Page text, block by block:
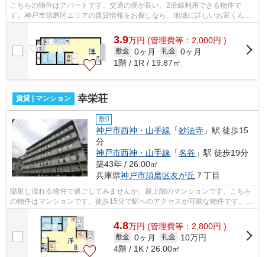
こちらの物件はアパートです。交通の便が良い、2沿線利用できる物件で
す。神戸市須磨区エリアの賃貸情報をお探しなら、地域に詳しいお家くんへ
3.9万円 (管理費等：2,000円 )
敷金 0ヶ月 礼金 0ヶ月
1階 / 1R / 19.87㎡
賃貸 | マンション 幸栄荘
敷0
神戸市西神・山手線 「妙法寺 」駅 徒歩15
分
神戸市西神・山手線 「名谷 」駅 徒歩19分
築43年 / 26.00㎡
兵庫県神戸市須磨区友が丘 ７丁目
陽射し溢れる物件で過ごしてみませんか。最上階のマンションです。こちら
の物件はマンションです。徒歩15分で駅へのアクセスが可能な物件です。小
4.8万円 (管理費等：2,800円 )
敷金 0ヶ月 礼金
10万円
4階 / 1K / 26.00㎡